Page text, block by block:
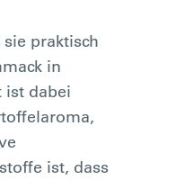
praktisch
in
ist dabei
ist, dass